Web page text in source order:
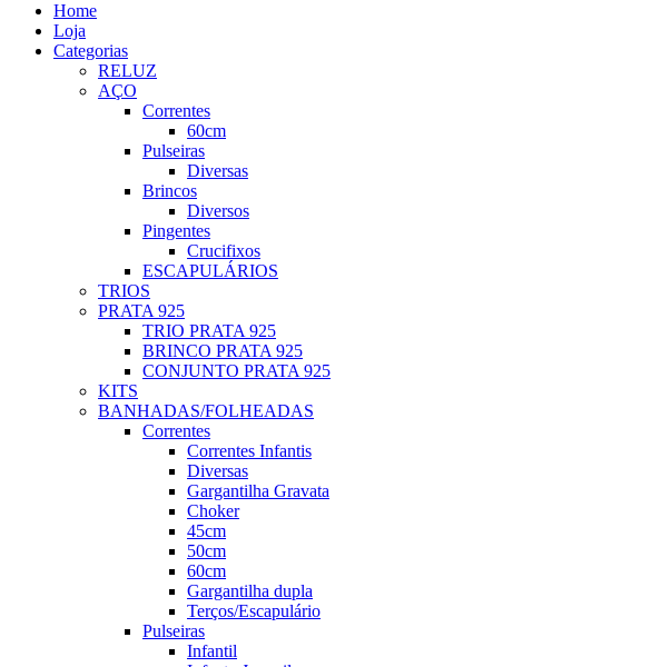
Home
Loja
Categorias
RELUZ
AÇO
Correntes
60cm
Pulseiras
Diversas
Brincos
Diversos
Pingentes
Crucifixos
ESCAPULÁRIOS
TRIOS
PRATA 925
TRIO PRATA 925
BRINCO PRATA 925
CONJUNTO PRATA 925
KITS
BANHADAS/FOLHEADAS
Correntes
Correntes Infantis
Diversas
Gargantilha Gravata
Choker
45cm
50cm
60cm
Gargantilha dupla
Terços/Escapulário
Pulseiras
Infantil